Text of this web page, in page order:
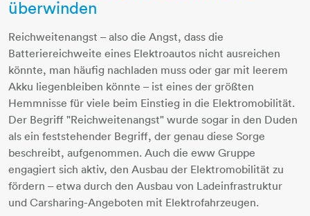
überwinden
Reichweitenangst – also die Angst, dass die
Batteriereichweite eines Elektroautos nicht ausreichen
könnte, man häufig nachladen muss oder gar mit leerem
Akku liegenbleiben könnte – ist eines der größten
Hemmnisse für viele beim Einstieg in die Elektromobilität.
Der Begriff "Reichweitenangst" wurde sogar in den Duden
als ein feststehender Begriff, der genau diese Sorge
beschreibt, aufgenommen. Auch die eww Gruppe
engagiert sich aktiv, den Ausbau der Elektromobilität zu
fördern – etwa durch den Ausbau von Ladeinfrastruktur
und Carsharing-Angeboten mit Elektrofahrzeugen.